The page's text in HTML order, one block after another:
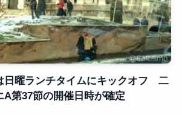
日曜ランチタイムにキックオフ 二
A第37節の開催日時が確定